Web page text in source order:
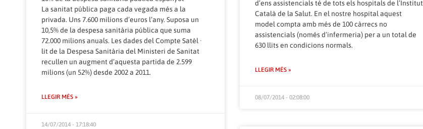
La sanitat pública paga cada vegada més a la
privada. Uns 7.600 milions d’euros l’any. Suposa un
10,5% de la despesa sanitària pública que suma
72.000 milions anuals. Les dades del Compte Satèl ·
lit de la Despesa Sanitària del Ministeri de Sanitat
recullen un augment d’aquesta partida de 2.599
milions (un 52%) desde 2002 a 2011.
LLEGIR MÉS »
14/07/2014 - 17:18:40
d’ens assistencials té de tots els hospitals de l’Institut
Català de la Salut. En el nostre hospital aquest
model compta amb més de 100 càrrecs no
assistencials (només d’infermeria) per a un total de
630 llits en condicions normals.
LLEGIR MÉS »
08/07/2014 - 02:08:00